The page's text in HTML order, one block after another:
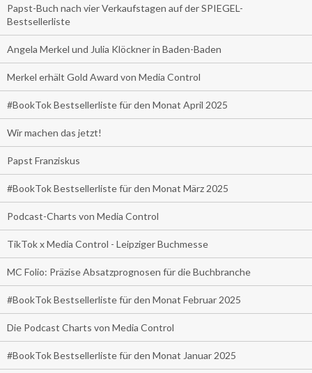
Papst-Buch nach vier Verkaufstagen auf der SPIEGEL-
Bestsellerliste
Angela Merkel und Julia Klöckner in Baden-Baden
Merkel erhält Gold Award von Media Control
#BookTok Bestsellerliste für den Monat April 2025
Wir machen das jetzt!
Papst Franziskus
#BookTok Bestsellerliste für den Monat März 2025
Podcast-Charts von Media Control
TikTok x Media Control - Leipziger Buchmesse
MC Folio: Präzise Absatzprognosen für die Buchbranche
#BookTok Bestsellerliste für den Monat Februar 2025
Die Podcast Charts von Media Control
#BookTok Bestsellerliste für den Monat Januar 2025